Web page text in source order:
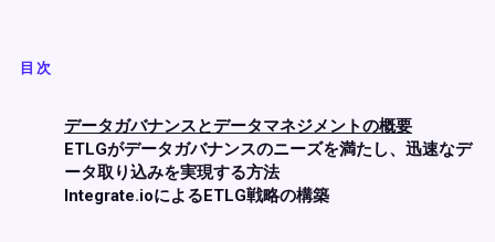
目次
データガバナンスとデータマネジメントの概要
ETLGがデータガバナンスのニーズを満たし、迅速なデ
ータ取り込みを実現する方法
Integrate.ioによるETLG戦略の構築